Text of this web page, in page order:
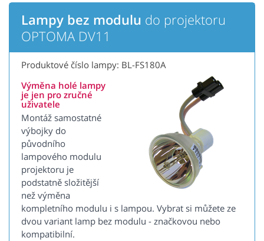
Lampy bez modulu do projektoru
OPTOMA DV11
Produktové číslo lampy: BL-FS180A
Výměna holé lampy
je jen pro zručné
uživatele
Montáž samostatné
výbojky do
původního
lampového modulu
projektoru je
podstatně složitější
než výměna
kompletního modulu i s lampou. Vybrat si můžete ze
dvou variant lamp bez modulu - značkovou nebo
kompatibilní.